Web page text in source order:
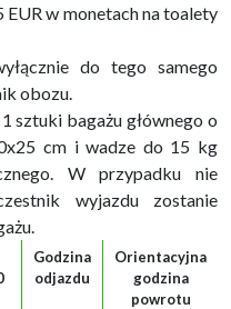
EUR w monetach na toalety
do tego samego
obozu.
sztuki bagażu głównego o
cm i wadze do 15 kg
W przypadku nie
wyjazdu zostanie
Godzina
odjazdu
Orientacyjna
godzina
powrotu